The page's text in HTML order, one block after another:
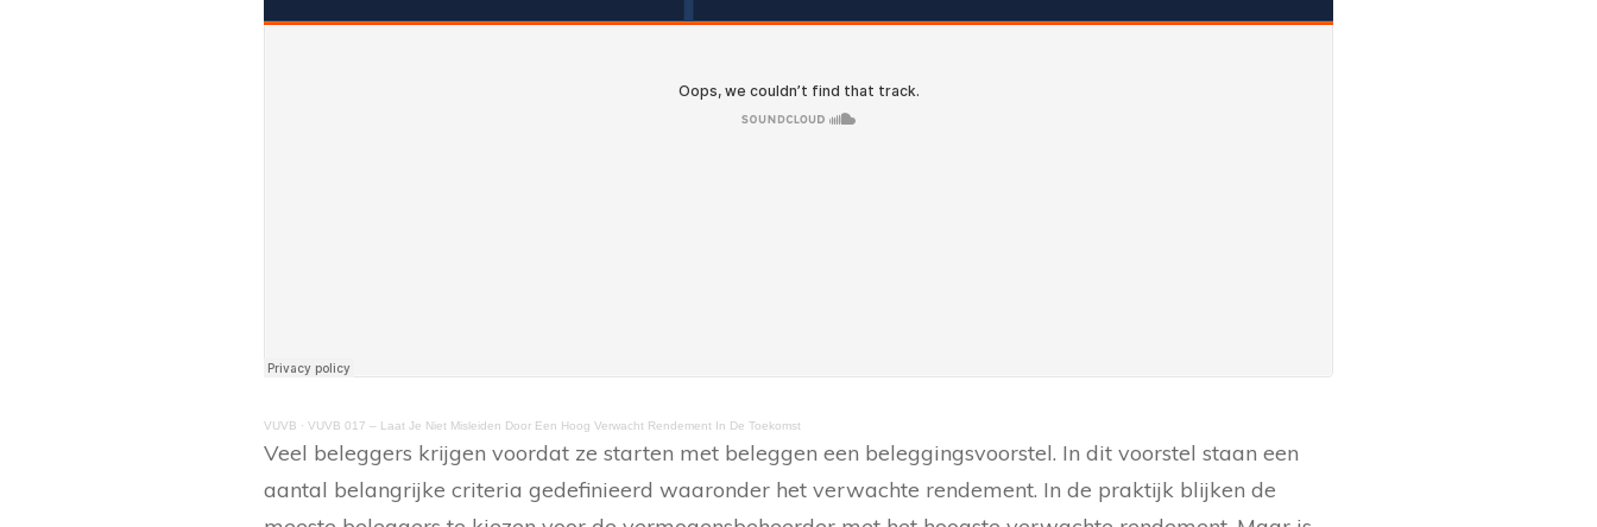
VUVB · VUVB 017 – Laat Je Niet Misleiden Door Een Hoog Verwacht Rendement In De Toekomst
Veel beleggers krijgen voordat ze starten met beleggen een beleggingsvoorstel. In dit voorstel staan een
aantal belangrijke criteria gedefinieerd waaronder het verwachte rendement. In de praktijk blijken de